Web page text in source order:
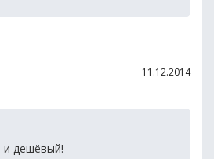
11.12.2014
дешёвый!